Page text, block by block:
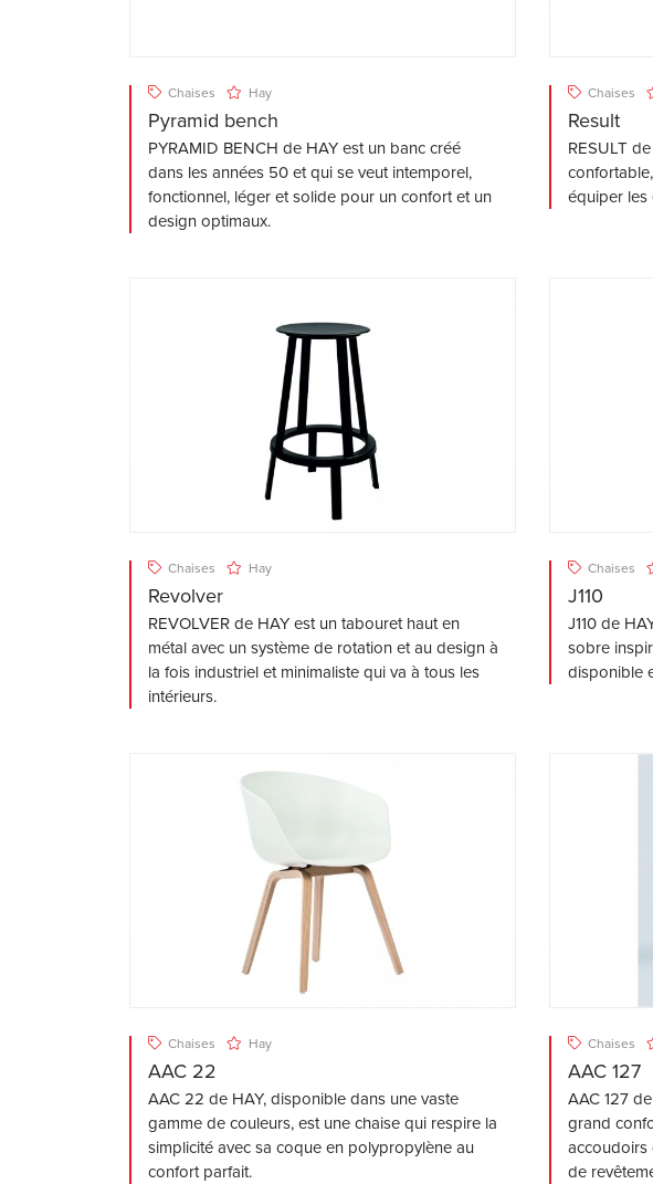
Chaises Hay
Pyramid bench
PYRAMID BENCH de HAY est un banc créé
dans les années 50 et qui se veut intemporel,
fonctionnel, léger et solide pour un confort et un
design optimaux.
Chaises
Result
RESULT
équiper les
Chaises Hay
Revolver
REVOLVER de HAY est un tabouret haut en
métal avec un système de rotation et au design à
la fois industriel et minimaliste qui va à tous les
intérieurs.
Chaises
J110
J110 de
sobre
disponible
Chaises Hay
AAC 22
AAC 22 de HAY, disponible dans une vaste
gamme de couleurs, est une chaise qui respire la
simplicité avec sa coque en polypropylène au
confort parfait.
Chaises
AAC 127
AAC 127
grand
accoudoirs
de